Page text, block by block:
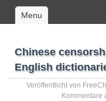
Menu
Chinese
English
Veröffentlicht von
Kommentare